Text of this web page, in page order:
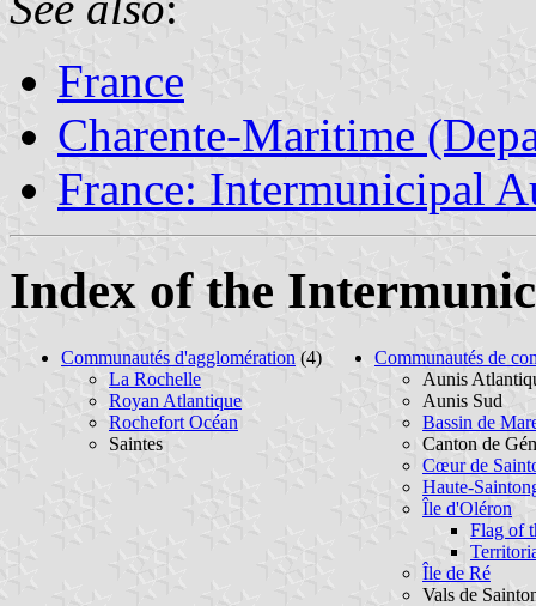
France
Charente-Maritime
France: Intermunicipal
Index of the
Communautés d'agglomération (4)
La Rochelle
Royan Atlantique
Rochefort Océan
Saintes
Communautés de
Aunis
Aunis Sud
Bassin de
Canton de
Cœur de
Haute-
Île d'Oléron
Flag of
Île de Ré
Vals de